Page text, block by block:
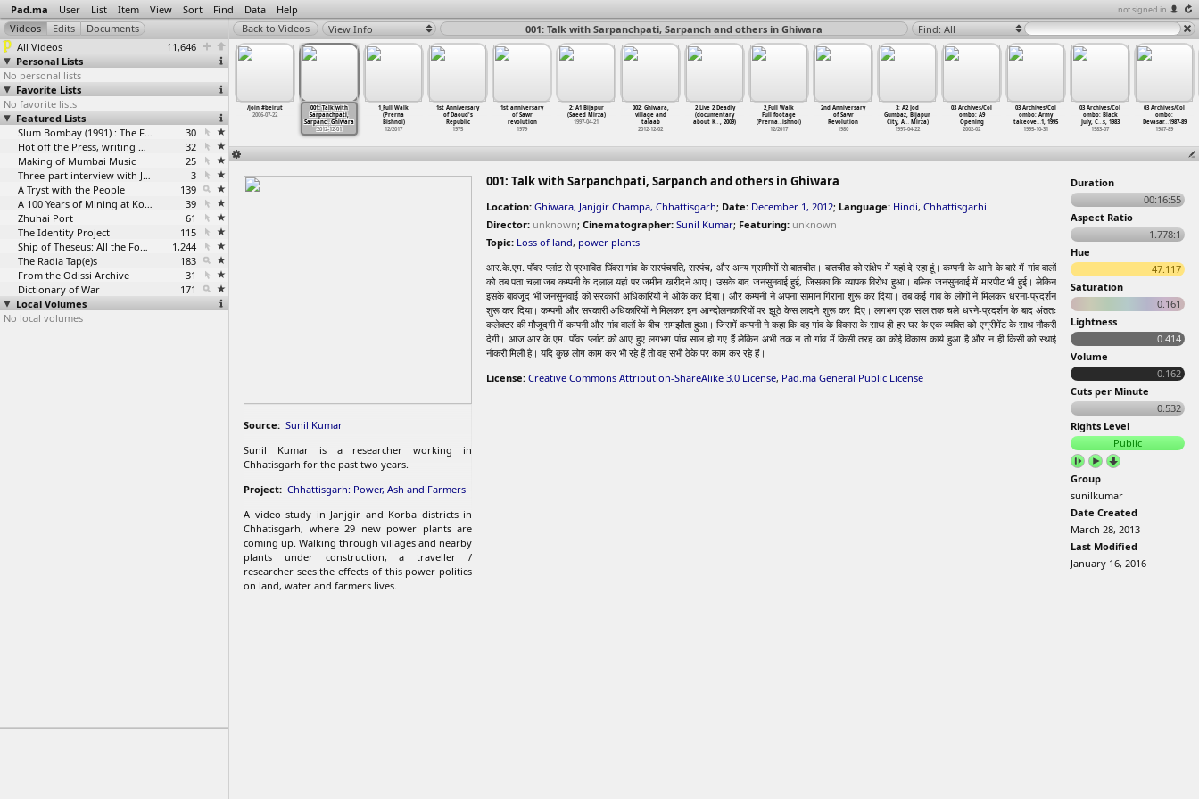
Pad.ma User List Item View Sort Find Data Help not signed in
All Videos
11,646
Personal Lists
No personal lists
Favorite Lists
No favorite lists
Featured Lists
Slum Bombay (1991) : The Footage and the Film
30
Hot off the Press, writing with fire
32
Making of Mumbai Music
25
Three-part interview with Jockin Arputham (2018)
3
A Tryst with the People
139
A 100 Years of Mining at Kolar Gold Fields
39
Zhuhai Port
61
The Identity Project
115
Ship of Theseus: All the Footage
1,244
The Radia Tap(e)s
183
From the Odissi Archive
31
Dictionary of War
171
Local Volumes
No local volumes
View Info 001: Talk with Sarpanchpati, Sarpanch and others in Ghiwara Find: All
/join #beirut
2006-07-22
001: Talk with
Sarpanchpati,
Sarpanc…Ghiwara
2012-12-01
1_Full Walk
(Prerna
Bishnoi)
12/2017
1st Anniversary
of Daoud's
Republic
1975
1st anniversary
of Sawr
revolution
1979
2: A1 Bijapur
(Saeed Mirza)
1997-04-21
002: Ghiwara,
village and
talaab
2012-12-02
2 Live 2 Deadly
(documentary
about K… , 2009)
2_Full Walk
Full footage
(Prerna…ishnoi)
12/2017
2nd Anniversary
of Sawr
Revolution
1980
3: A2 Jod
Gumbaz, Bijapur
City, A…Mirza)
1997-04-22
03 Archives/Col
ombo: A9
Opening
2002-02
03 Archives/Col
ombo: Army
takeove…1, 1995
1995-10-31
03 Archives/Col
ombo: Black
July, C…s, 1983
1983-07
03 Archives/Col
ombo:
Devasar…1987-89
1987-89
Source: Sunil Kumar
Sunil Kumar is a researcher working in
Chhatisgarh for the past two years.
Project: Chhattisgarh: Power, Ash and Farmers
A video study in Janjgir and Korba districts in
Chhatisgarh, where 29 new power plants are
coming up. Walking through villages and nearby
plants under construction, a traveller /
researcher sees the effects of this power politics
on land, water and farmers lives.
001: Talk with Sarpanchpati, Sarpanch and others in Ghiwara
Location: Ghiwara, Janjgir Champa, Chhattisgarh; Date: December 1, 2012; Language: Hindi, Chhattisgarhi
Director: unknown; Cinematographer: Sunil Kumar; Featuring: unknown
Topic: Loss of land, power plants
आर.के.एम. पॉवर प्लांट से प्रभावित घिंवरा गांव के सरपंचपति, सरपंच, और अन्य ग्रामीणों से बातचीत। बातचीत को संक्षेप में यहां दे रहा हूं। कम्पनी के आने के बारे में गांव वालों
को तब पता चला जब कम्पनी के दलाल यहां पर जमीन खरीदने आए। उसके बाद जनसुनवाई हुई, जिसका कि व्यापक विरोध हुआ। बल्कि जनसुनवाई में मारपीट भी हुई। लेकिन
इसके बावजूद भी जनसुनवाई को सरकारी अधिकारियों ने ओके कर दिया। और कम्पनी ने अपना सामान गिराना शुरू कर दिया। तब कई गांव के लोगों ने मिलकर धरना-प्रदर्शन
शुरू कर दिया। कम्पनी और सरकारी अधिकारियों ने मिलकर इन आन्दोलनकारियों पर झूठे केस लादने शुरू कर दिए। लगभग एक साल तक चले धरने-प्रदर्शन के बाद अंततः
कलेक्टर की मौजूदगी में कम्पनी और गांव वालों के बीच समझौता हुआ। जिसमें कम्पनी ने कहा कि वह गांव के विकास के साथ ही हर घर के एक व्यक्ति को एग्रीमेंट के साथ नौकरी
देगी। आज आर.के.एम. पॉवर प्लांट को आए हुए लगभग पांच साल हो गए हैं लेकिन अभी तक न तो गांव में किसी तरह का कोई विकास कार्य हुआ है और न ही किसी को स्थाई
नौकरी मिली है। यदि कुछ लोग काम कर भी रहे हैं तो वह सभी ठेके पर काम कर रहे हैं।
License: Creative Commons Attribution-ShareAlike 3.0 License, Pad.ma General Public License
Duration
00:16:55
Aspect Ratio
1.778:1
Hue
47.117
Saturation
0.161
Lightness
0.414
Volume
0.162
Cuts per Minute
0.532
Rights Level
Public
Group
sunilkumar
Date Created
March 28, 2013
Last Modified
January 16, 2016